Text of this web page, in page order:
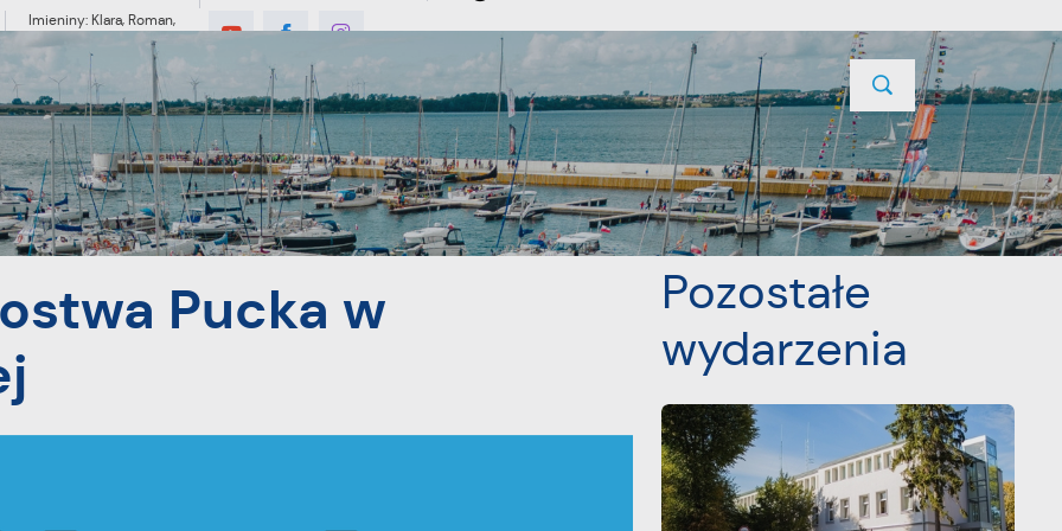
Imieniny: Klara, Roman,
Romuald
MIESZKANIEC TURYSTYKA INWESTYCJE PROJEKTY UNIJNE KONTAKT
Plażowej POPRZEDNI NASTĘPNY
Pucka w
Pozostałe
wydarzenia